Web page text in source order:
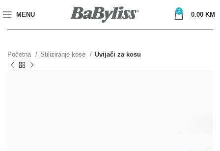
MENU
0
0.00 KM
Početna Stiliziranje kose Uvijači za kosu